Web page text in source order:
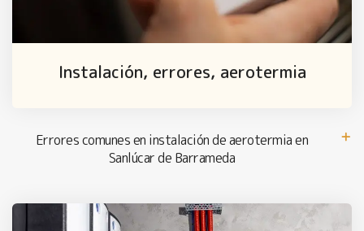
Instalación, errores, aerotermia
Errores comunes en instalación de aerotermia en
Sanlúcar de Barrameda